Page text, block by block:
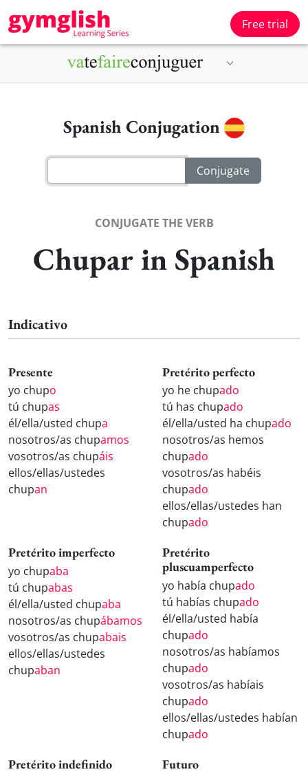
Free trial
Spanish Conjugation
CONJUGATE THE VERB
Chupar in Spanish
Indicativo
Presente
yo chupo
tú chupas
él/ella/usted chupa
nosotros/as chupamos
vosotros/as chupáis
ellos/ellas/ustedes
chupan
Pretérito perfecto
yo he chupado
tú has chupado
él/ella/usted ha chupado
nosotros/as hemos
chupado
vosotros/as habéis
chupado
ellos/ellas/ustedes han
chupado
Pretérito imperfecto
yo chupaba
tú chupabas
él/ella/usted chupaba
nosotros/as chupábamos
vosotros/as chupabais
ellos/ellas/ustedes
chupaban
Pretérito
pluscuamperfecto
yo había chupado
tú habías chupado
él/ella/usted había
chupado
nosotros/as habíamos
chupado
vosotros/as habíais
chupado
ellos/ellas/ustedes habían
chupado
Pretérito indefinido Futuro